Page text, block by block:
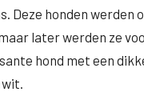
Deze honden
later werden ze
hond met een